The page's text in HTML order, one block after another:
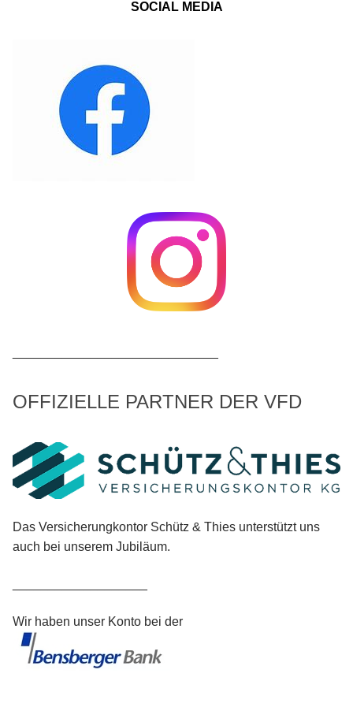
SOCIAL MEDIA
OFFIZIELLE PARTNER DER VFD
Das Versicherungkontor Schütz & Thies unterstützt uns
auch bei unserem Jubiläum.
Wir haben unser Konto bei der